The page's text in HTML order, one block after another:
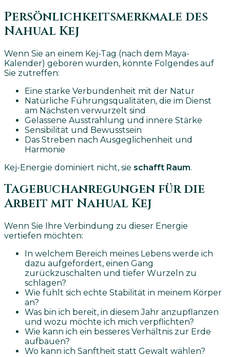
Persönlichkeitsmerkmale des
Nahual Kej
Wenn Sie an einem Kej-Tag (nach dem Maya-
Kalender) geboren wurden, könnte Folgendes auf
Sie zutreffen:
Eine starke Verbundenheit mit der Natur
Natürliche Führungsqualitäten, die im Dienst
am Nächsten verwurzelt sind
Gelassene Ausstrahlung und innere Stärke
Sensibilität und Bewusstsein
Das Streben nach Ausgeglichenheit und
Harmonie
Kej-Energie dominiert nicht, sie schafft Raum.
Tagebuchanregungen für die
Arbeit mit Nahual Kej
Wenn Sie Ihre Verbindung zu dieser Energie
vertiefen möchten:
In welchem Bereich meines Lebens werde ich
dazu aufgefordert, einen Gang
zurückzuschalten und tiefer Wurzeln zu
schlagen?
Wie fühlt sich echte Stabilität in meinem Körper
an?
Was bin ich bereit, in diesem Jahr anzupflanzen
und wozu möchte ich mich verpflichten?
Wie kann ich ein besseres Verhältnis zur Erde
aufbauen?
Wo kann ich Sanftheit statt Gewalt wählen?